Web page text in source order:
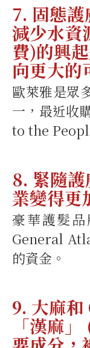
7. 固態護
減少水資
費)的興
向更大的
歐萊雅是眾
一，最近收
to the
8. 緊隨
業變得更
豪華護髮品
General
的資金。
9. 大麻
「漢麻